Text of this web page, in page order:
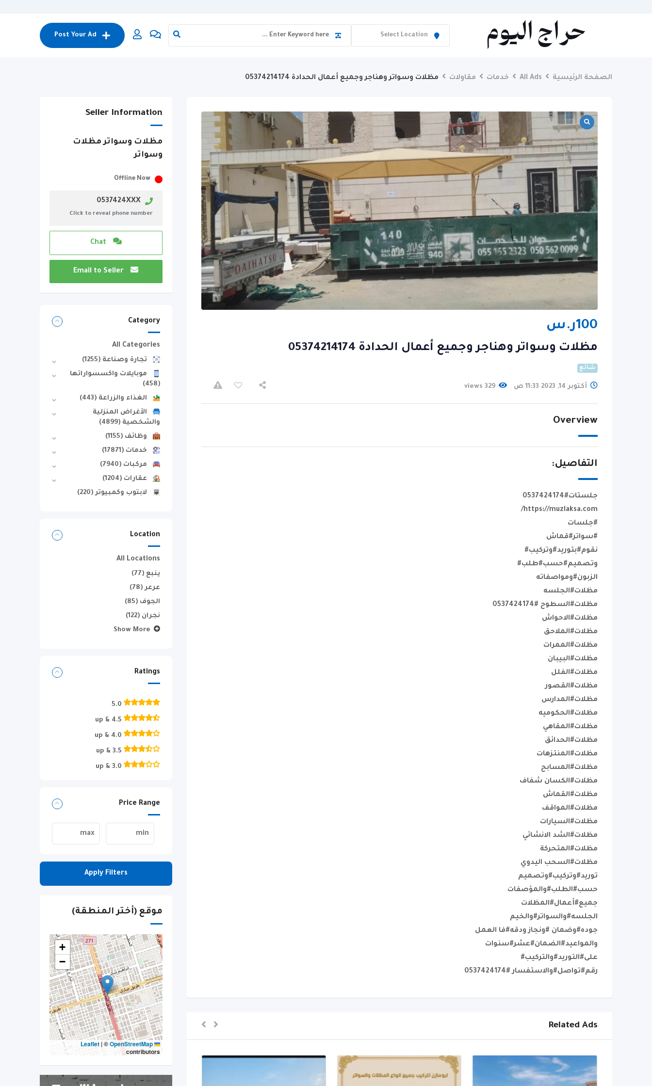
Post Your Ad
الصفحة الرئيسية All Ads خدمات مقاولات مظلات وسواتر وهناجر وجميع أعمال الحدادة 05374214174
100ر.س
مظلات وسواتر وهناجر وجميع أعمال الحدادة 05374214174
شائع
أكتوبر 14, 2023 11:33 ص 329 views
Overview
التفاصيل:
جلستات#0537424174
https://muzlaksa.com/
#جلسات
#سواتر#قماش
نقوم#بتوريد#وتركيب#
وتصميم#حسب#طلب#
الزبون#ومواصفاته
مظلات#الجلسه
مظلات#السطوح #0537424174
مظلات#الاحواش
مظلات#الملاحق
مظلات#الممرات
مظلات#البيبان
مظلات#الفلل
مظلات#القصور
مظلات#المدارس
مظلات#الحكوميه
مظلات#المقاهي
مظلات#الحدائق
مظلات#المنتزهات
مظلات#المسابح
مظلات#الكسان شفاف
مظلات#القماش
مظلات#المواقف
مظلات#السيارات
مظلات#الشد الانشائي
مظلات#المتحركة
مظلات#السحب اليدوي
توريد#وتركيب#وتصميم
حسب#الطلب#والمؤصفات
جميع#أعمال#المظلات
الجلسه#والسواتر#والخيم
جوده#وضمان #ونجاز ودقه#فا العمل
والمواعيد#الضمان#عشر#سنوات
على#التوريد#والتركيب#
رقم#تواصل#والاستفسار #0537424174
Related Ads
Seller Information
مظلات وسواتر مظلات
وسواتر
Offline Now
0537424XXX
Click to reveal phone number
Category
All Categories
تجارة وصناعة(1255)
موبايلات واكسسواراتها
(458)
الغذاء والزراعة(443)
الأغراض المنزلية
والشخصية(4899)
وظائف(1155)
خدمات(17871)
مركبات(7940)
عقارات(1204)
لابتوب وكمبيوتر(220)
Location
All Locations
ينبع(77)
عرعر(78)
الجوف(85)
نجران(122)
Show More
Ratings
5.0
4.5 & up
4.0 & up
3.5 & up
3.0 & up
Price Range
Apply Filters
موقع (أختر المنطقة)
+
−
Leaflet
|©OpenStreetMap
contributors